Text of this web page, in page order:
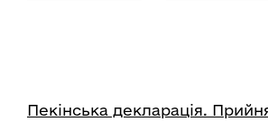
Пекінська декларація.